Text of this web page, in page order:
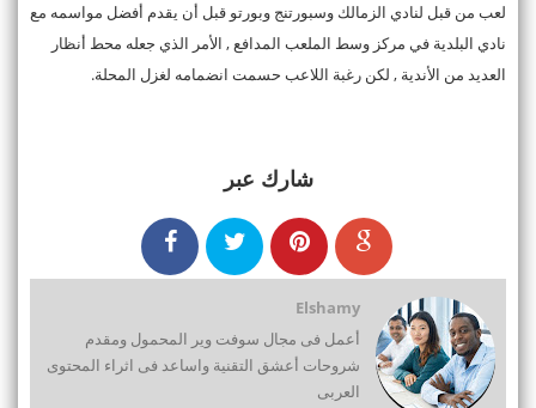
لعب من قبل لنادي الزمالك وسبورتنج وبورتو قبل أن يقدم أفضل مواسمه مع
نادي البلدية في مركز وسط الملعب المدافع , الأمر الذي جعله محط أنظار
العديد من الأندية , لكن رغبة اللاعب حسمت انضمامه لغزل المحلة.
شارك عبر
Elshamy
أعمل فى مجال سوفت وير المحمول ومقدم
شروحات أعشق التقنية واساعد فى اثراء المحتوى
العربى